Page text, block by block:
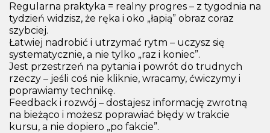
Regularna praktyka = realny progres – z tygodnia na
tydzień widzisz, że ręka i oko „łapią” obraz coraz
szybciej.
Łatwiej nadrobić i utrzymać rytm – uczysz się
systematycznie, a nie tylko „raz i koniec”.
Jest przestrzeń na pytania i powrót do trudnych
rzeczy – jeśli coś nie kliknie, wracamy, ćwiczymy i
poprawiamy technikę.
Feedback i rozwój – dostajesz informację zwrotną
na bieżąco i możesz poprawiać błędy w trakcie
kursu, a nie dopiero „po fakcie”.